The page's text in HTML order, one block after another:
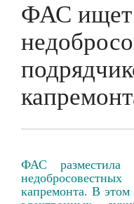
ФАС ищет
ФАС разместила
капремонта. В этом